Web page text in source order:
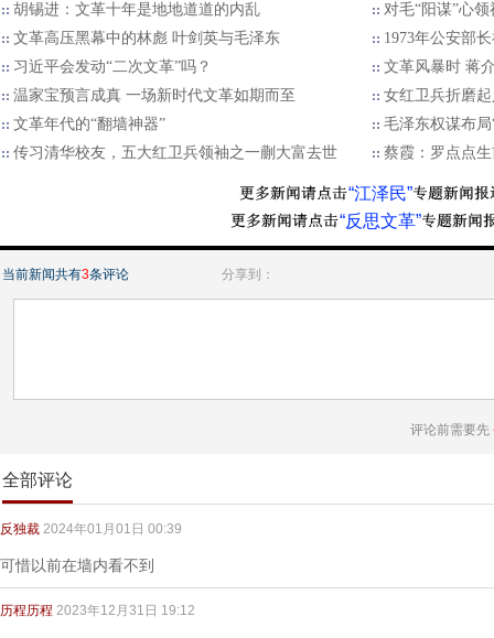
胡锡进：文革十年是地地道道的内乱
对毛“阳谋”心
文革高压黑幕中的林彪 叶剑英与毛泽东
1973年公安部
习近平会发动“二次文革”吗？
文革风暴时 蒋
温家宝预言成真 一场新时代文革如期而至
女红卫兵折磨
文革年代的“翻墙神器”
毛泽东权谋布
传习清华校友，五大红卫兵领袖之一蒯大富去世
蔡霞：罗点点
“江泽民”
“反思文革”
当前新闻共有3条评论 分享到：
评论前需要先
全部评论
反独裁 2024年01月01日 00:39
可惜以前在墙内看不到
历程历程 2023年12月31日 19:12